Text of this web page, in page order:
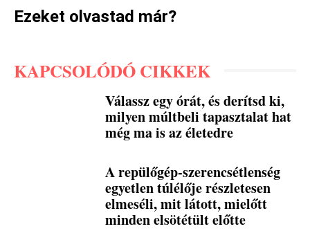
Ezeket olvastad már?
KAPCSOLÓDÓ CIKKEK
Válassz egy órát, és derítsd ki,
milyen múltbeli tapasztalat hat
még ma is az életedre
A repülőgép-szerencsétlenség
egyetlen túlélője részletesen
elmeséli, mit látott, mielőtt
minden elsötétült előtte